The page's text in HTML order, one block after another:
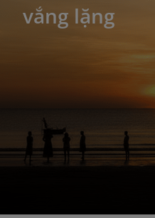
vắng lặng